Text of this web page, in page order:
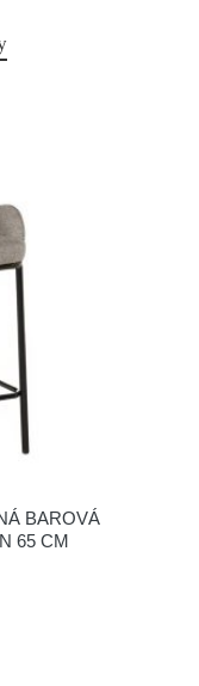
BAROVÁ
65 CM